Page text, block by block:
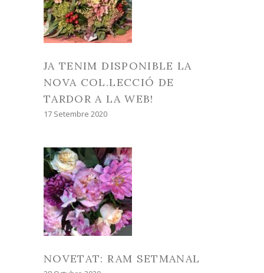
JA TENIM DISPONIBLE LA
NOVA COL.LECCIÓ DE
TARDOR A LA WEB!
17 Setembre 2020
NOVETAT: RAM SETMANAL